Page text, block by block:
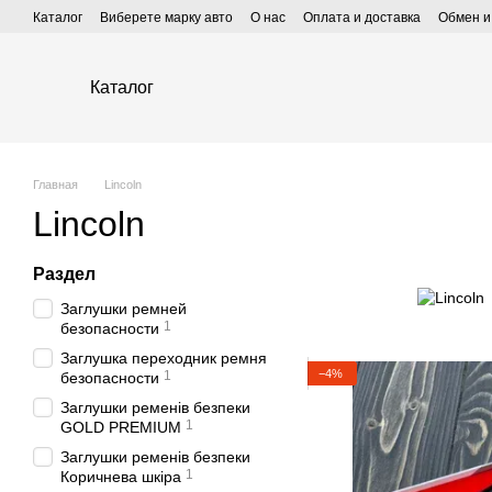
Перейти к основному контенту
Каталог Виберете марку авто О нас Оплата и доставка Обмен и
Каталог
Главная Lincoln
Lincoln
−4%
Раздел
Заглушки ремней
безопасности 1
Заглушка переходник ремня
безопасности 1
Заглушки ременів безпеки
GOLD PREMIUM 1
Заглушки ременів безпеки
Коричнева шкіра 1